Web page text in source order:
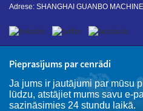
Adrese: SHANGHAI GUANBO
Pieprasījums par cenrādi
Ja jums ir jautājumi par mūsu
lūdzu, atstājiet mums savu e-
sazināsimies 24 stundu laikā.